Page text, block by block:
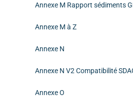
Annexe M Rapport sédiments
Annexe M à Z
Annexe N
Annexe N V2 Compatibilité
Annexe O